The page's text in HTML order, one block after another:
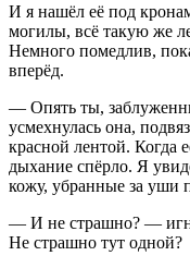
И я нашёл её под
могилы, всё такую же
Немного помедлив,
вперёд.
— Опять ты,
усмехнулась она,
красной лентой. Когда
дыхание спёрло. Я
кожу, убранные за уши
— И не страшно? —
Не страшно тут одной?